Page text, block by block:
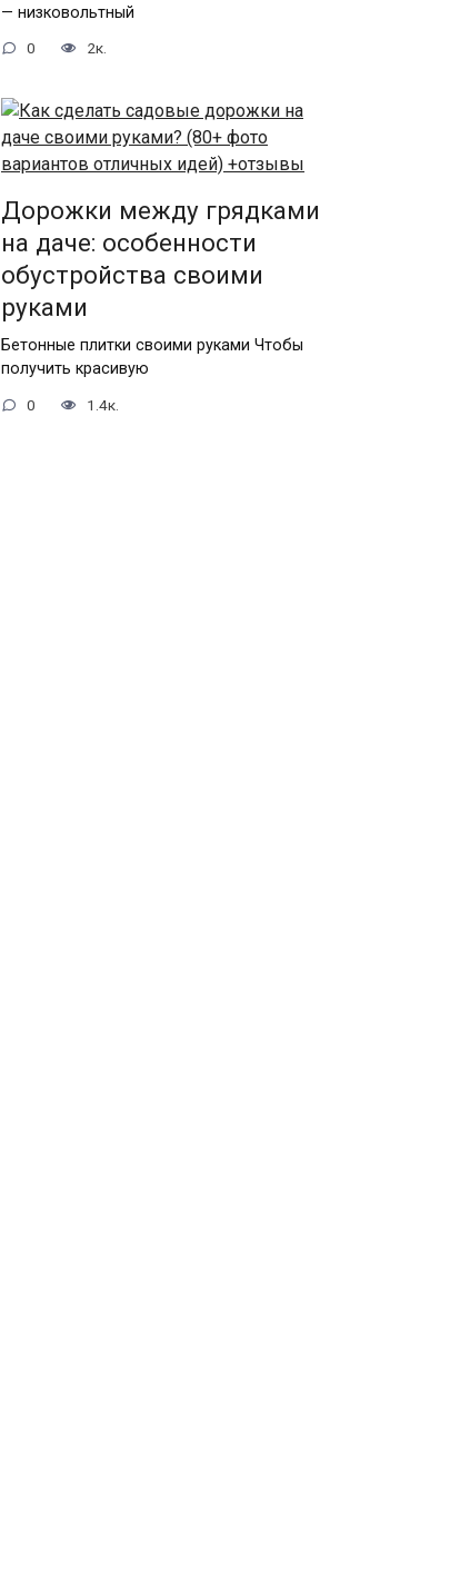
— низковольтный
0 2к.
Дорожки между грядками
на даче: особенности
обустройства своими
руками
Бетонные плитки своими руками Чтобы
получить красивую
0 1.4к.